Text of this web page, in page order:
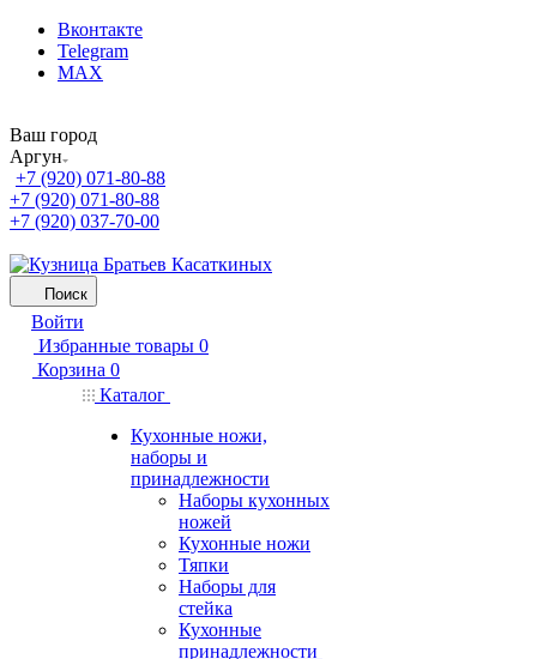
Вконтакте
Telegram
MAX
Ваш город
Аргун
+7 (920) 071-80-88
+7 (920) 071-80-88
+7 (920) 037-70-00
Поиск
Войти
Избранные товары 0
Корзина 0
Каталог
Кухонные ножи,
наборы и
принадлежности
Наборы кухонных
ножей
Кухонные ножи
Тяпки
Наборы для
стейка
Кухонные
принадлежности